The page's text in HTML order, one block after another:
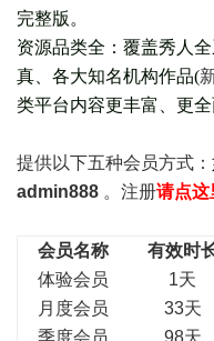
完整版。
资源品类全：覆盖秀人
真、各大知名机构作品(
类平台内容更丰富、更全
提供以下五种会员方式：
admin888 。注册请点这
会员名称 有效时
体验会员
1天
月度会员
33天
季度会员
98天